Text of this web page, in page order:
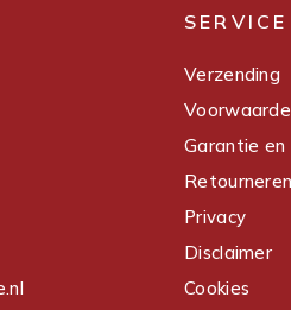
SERVICE
Verzending
Garantie en
Retourneren
Privacy
Disclaimer
Cookies